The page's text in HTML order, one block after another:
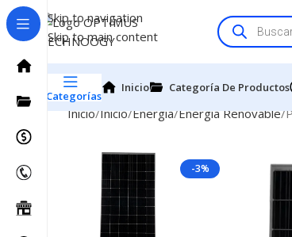
Skip to navigation
Skip to main content
Categorías
Inicio Categoría De Productos
Inicio Inicio Energía Energía Renovable
-3%